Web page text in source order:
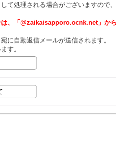
て処理される場合がございますので、
は、「@zaikaisapporo.ocnk.net」か
に自動返信メールが送信されます。
す。